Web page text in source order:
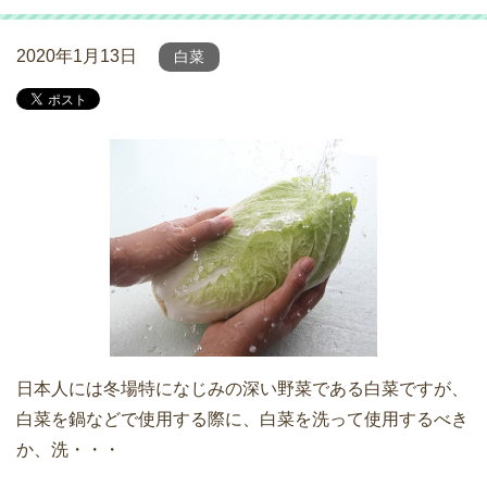
2020年1月13日 白菜
日本人には冬場特になじみの深い野菜である白菜ですが、
白菜を鍋などで使用する際に、白菜を洗って使用するべき
か、洗・・・